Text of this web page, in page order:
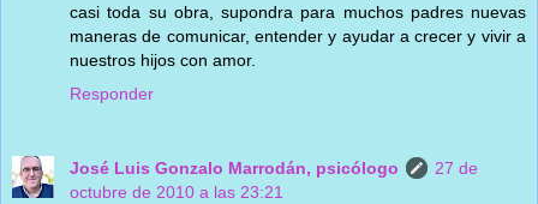
casi toda su obra, supondra para muchos padres nuevas
maneras de comunicar, entender y ayudar a crecer y vivir a
nuestros hijos con amor.
Responder
José Luis Gonzalo Marrodán, psicólogo
27 de
octubre de 2010 a las 23:21